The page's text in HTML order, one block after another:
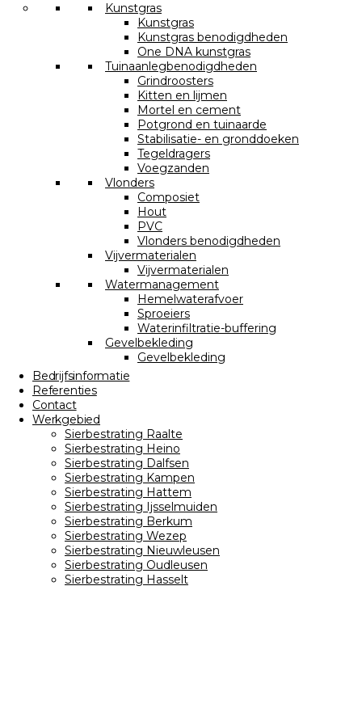
Kunstgras
Kunstgras
Kunstgras benodigdheden
One DNA kunstgras
Tuinaanlegbenodigdheden
Grindroosters
Kitten en lijmen
Mortel en cement
Potgrond en tuinaarde
Stabilisatie- en gronddoeken
Tegeldragers
Voegzanden
Vlonders
Composiet
Hout
PVC
Vlonders benodigdheden
Vijvermaterialen
Vijvermaterialen
Watermanagement
Hemelwaterafvoer
Sproeiers
Waterinfiltratie-buffering
Gevelbekleding
Gevelbekleding
Bedrijfsinformatie
Referenties
Contact
Werkgebied
Sierbestrating Raalte
Sierbestrating Heino
Sierbestrating Dalfsen
Sierbestrating Kampen
Sierbestrating Hattem
Sierbestrating Ijsselmuiden
Sierbestrating Berkum
Sierbestrating Wezep
Sierbestrating Nieuwleusen
Sierbestrating Oudleusen
Sierbestrating Hasselt